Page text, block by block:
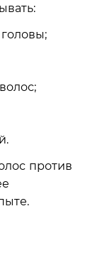
против